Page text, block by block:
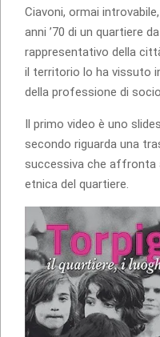
Ciavoni, ormai
anni ’70 di un quartiere
rappresentativo della
il territorio lo ha vissuto
della professione di
Il primo video è uno
secondo riguarda una
successiva che affronta
etnica del quartiere.